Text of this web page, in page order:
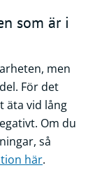
som är i
men
För det
äta vid lång
Om du
så
här.